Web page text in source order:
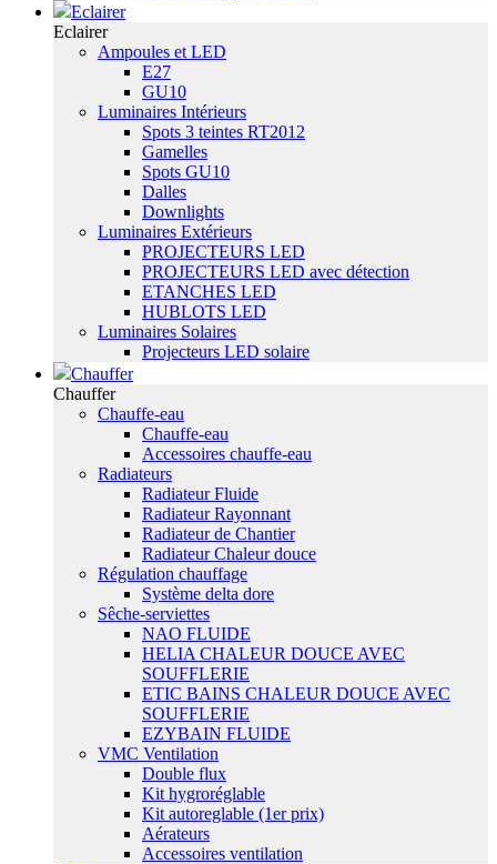
Eclairer
Eclairer
Ampoules et LED
E27
GU10
Luminaires Intérieurs
Spots 3 teintes RT2012
Gamelles
Spots GU10
Dalles
Downlights
Luminaires Extérieurs
PROJECTEURS LED
PROJECTEURS LED avec détection
ETANCHES LED
HUBLOTS LED
Luminaires Solaires
Projecteurs LED solaire
Chauffer
Chauffer
Chauffe-eau
Chauffe-eau
Accessoires chauffe-eau
Radiateurs
Radiateur Fluide
Radiateur Rayonnant
Radiateur de Chantier
Radiateur Chaleur douce
Régulation chauffage
Système delta dore
Sêche-serviettes
NAO FLUIDE
HELIA CHALEUR DOUCE AVEC
SOUFFLERIE
ETIC BAINS CHALEUR DOUCE AVEC
SOUFFLERIE
EZYBAIN FLUIDE
VMC Ventilation
Double flux
Kit hygroréglable
Kit autoreglable (1er prix)
Aérateurs
Accessoires ventilation